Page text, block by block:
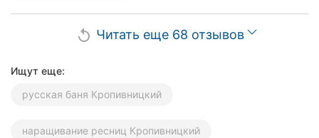
replay Читать еще 68 отзывов
Ищут еще:
русская баня Кропивницкий
наращивание ресниц Кропивницкий